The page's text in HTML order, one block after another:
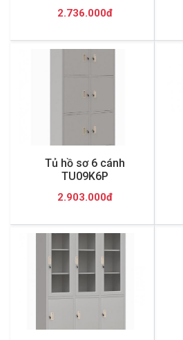
2.736.000đ
Tủ hồ sơ 6 cánh
TU09K6P
2.903.000đ